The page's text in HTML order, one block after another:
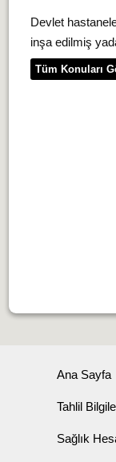
Devlet
inşa edilmiş
Tüm Konuları
Ana Sayfa
Tahlil
Sağlık